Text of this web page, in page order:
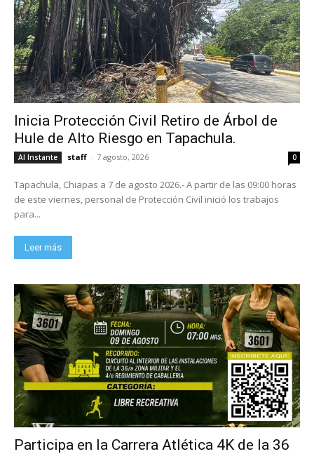
Inicia Protección Civil Retiro de Árbol de
Hule de Alto Riesgo en Tapachula.
Al Instante staff - 7 agosto, 2026 0
Tapachula, Chiapas a 7 de agosto 2026.- A partir de las 09:00 horas
de este viernes, personal de Protección Civil inició los trabajos
para...
Leer más
Participa en la Carrera Atlética 4K de la 36